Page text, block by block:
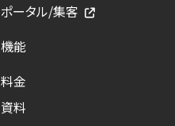
ポータル/集客
機能
料金
資料